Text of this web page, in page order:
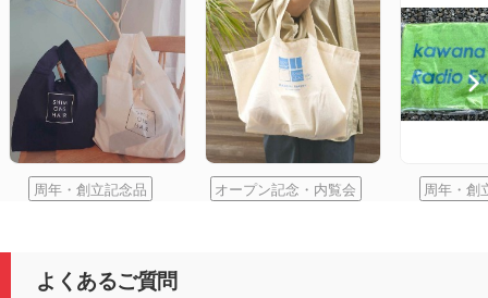
周年・創立記念品 オープン記念・内覧会 周年・創
よくあるご質問